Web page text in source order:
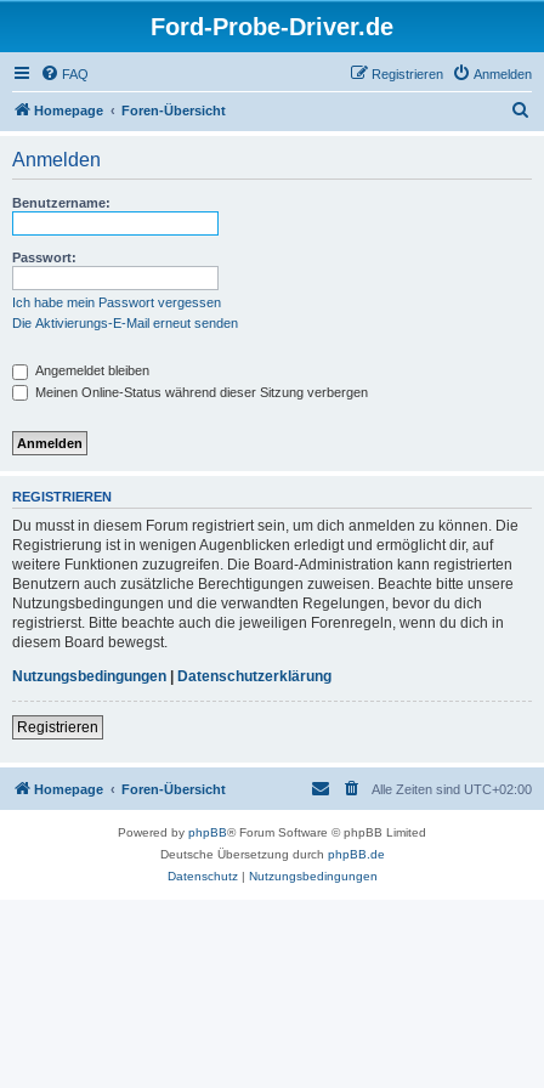
Ford-Probe-Driver.de
FAQ Anmelden
Registrieren
Homepage Foren-Übersicht
Anmelden
Benutzername:
Passwort:
Ich habe mein Passwort vergessen
Die Aktivierungs-E-Mail erneut senden
Angemeldet bleiben
Meinen Online-Status während dieser Sitzung verbergen
REGISTRIEREN
Du musst in diesem Forum registriert sein, um dich anmelden zu können. Die
Registrierung ist in wenigen Augenblicken erledigt und ermöglicht dir, auf
weitere Funktionen zuzugreifen. Die Board-Administration kann registrierten
Benutzern auch zusätzliche Berechtigungen zuweisen. Beachte bitte unsere
Nutzungsbedingungen und die verwandten Regelungen, bevor du dich
registrierst. Bitte beachte auch die jeweiligen Forenregeln, wenn du dich in
diesem Board bewegst.
Nutzungsbedingungen | Datenschutzerklärung
Registrieren
Homepage Foren-Übersicht Alle Zeiten sind UTC+02:00
Powered by phpBB® Forum Software © phpBB Limited
Deutsche Übersetzung durch phpBB.de
Datenschutz| Nutzungsbedingungen